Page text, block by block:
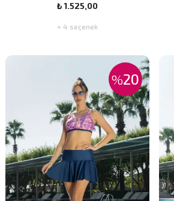
₺ 1.525,00
+ 4 seçenek
%20